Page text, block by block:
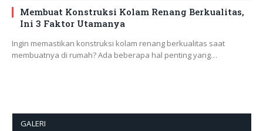
Membuat Konstruksi Kolam Renang Berkualitas,
Ini 3 Faktor Utamanya
Ingin memastikan konstruksi kolam renang berkualitas saat
membuatnya di rumah? Ada beberapa hal penting yang…
GALERI